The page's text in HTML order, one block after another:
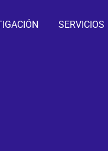
SERVICIOS